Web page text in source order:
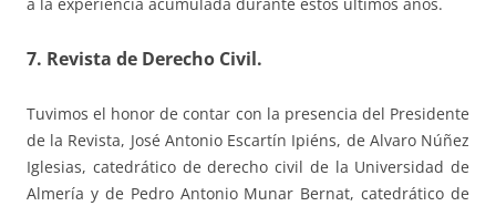
7. Revista de Derecho Civil.
Tuvimos el honor de contar con la presencia del Presidente
de la Revista, José Antonio Escartín Ipiéns, de Alvaro Núñez
Iglesias, catedrático de derecho civil de la Universidad de
Almería y de Pedro Antonio Munar Bernat, catedrático de